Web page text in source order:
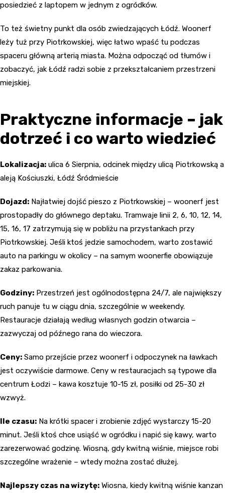
posiedzieć z laptopem w jednym z ogródków.
To też świetny punkt dla osób zwiedzających Łódź. Woonerf
leży tuż przy Piotrkowskiej, więc łatwo wpaść tu podczas
spaceru główną arterią miasta. Można odpocząć od tłumów i
zobaczyć, jak Łódź radzi sobie z przekształcaniem przestrzeni
miejskiej.
Praktyczne informacje – jak
dotrzeć i co warto wiedzieć
Lokalizacja: ulica 6 Sierpnia, odcinek między ulicą Piotrkowską a
aleją Kościuszki, Łódź Śródmieście
Dojazd: Najłatwiej dojść pieszo z Piotrkowskiej – woonerf jest
prostopadły do głównego deptaku. Tramwaje linii 2, 6, 10, 12, 14,
15, 16, 17 zatrzymują się w pobliżu na przystankach przy
Piotrkowskiej. Jeśli ktoś jedzie samochodem, warto zostawić
auto na parkingu w okolicy – na samym woonerfie obowiązuje
zakaz parkowania.
Godziny: Przestrzeń jest ogólnodostępna 24/7, ale największy
ruch panuje tu w ciągu dnia, szczególnie w weekendy.
Restauracje działają według własnych godzin otwarcia –
zazwyczaj od późnego rana do wieczora.
Ceny: Samo przejście przez woonerf i odpoczynek na ławkach
jest oczywiście darmowe. Ceny w restauracjach są typowe dla
centrum Łodzi – kawa kosztuje 10-15 zł, posiłki od 25-30 zł
wzwyż.
Ile czasu: Na krótki spacer i zrobienie zdjęć wystarczy 15-20
minut. Jeśli ktoś chce usiąść w ogródku i napić się kawy, warto
zarezerwować godzinę. Wiosną, gdy kwitną wiśnie, miejsce robi
szczególne wrażenie – wtedy można zostać dłużej.
Najlepszy czas na wizytę: Wiosna, kiedy kwitną wiśnie kanzan